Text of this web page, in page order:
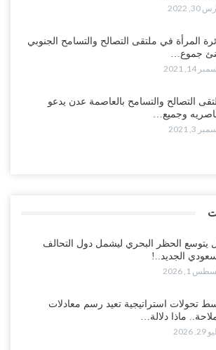
2022
المرأة في ملتقى التصالح والتسامح الجنوبي
جموع…
14, 2021
التصالح والتسامح بالعاصمة عدن يدعو
وجميع…
3, 2021
يتوسع الحظر البحري ليشمل دول التحالف
الجديد..!
1, 2026
تحولات استراتيجية تعيد رسم معادلات
ماذا دلالة…
2026